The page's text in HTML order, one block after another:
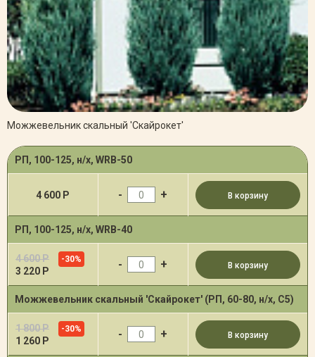
Можжевельник скальный 'Скайрокет'
РП, 100-125, н/х, WRB-50
4 600 Р - + В корзину
РП, 100-125, н/х, WRB-40
4 600 Р -30%
3 220 Р - + В корзину
Можжевельник скальный 'Скайрокет' (РП, 60-80, н/х, С5)
1 800 Р -30%
1 260 Р - + В корзину